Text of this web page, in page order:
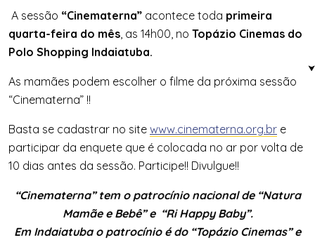
A sessão “Cinematerna” acontece toda primeira
quarta-feira do mês, as 14h00, no Topázio Cinemas do
Polo Shopping Indaiatuba.
As mamães podem escolher o filme da próxima sessão
“Cinematerna” !!
Basta se cadastrar no site www.cinematerna.org.br e
participar da enquete que é colocada no ar por volta de
10 dias antes da sessão. Participe!! Divulgue!!
“Cinematerna” tem o patrocínio nacional de “Natura
Mamãe e Bebê” e “Ri Happy Baby”.
Em Indaiatuba o patrocínio é do “Topázio Cinemas” e